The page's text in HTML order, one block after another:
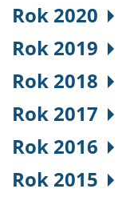
Rok 2020
Rok 2019
Rok 2018
Rok 2017
Rok 2016
Rok 2015